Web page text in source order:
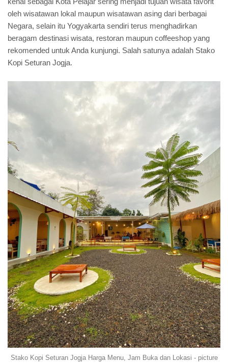
oleh wisatawan lokal maupun wisatawan asing dari berbagai
Negara, selain itu Yogyakarta sendiri terus menghadirkan
beragam destinasi wisata, restoran maupun coffeeshop yang
rekomended untuk Anda kunjungi. Salah satunya adalah Stako
Kopi Seturan Jogja.
Stako Kopi Seturan Jogja Harga Menu, Jam Buka dan Lokasi - picture